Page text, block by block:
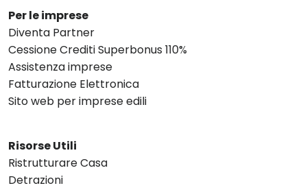
Per le imprese
Diventa Partner
Cessione Crediti Superbonus 110%
Assistenza imprese
Fatturazione Elettronica
Sito web per imprese edili
Risorse Utili
Ristrutturare Casa
Detrazioni